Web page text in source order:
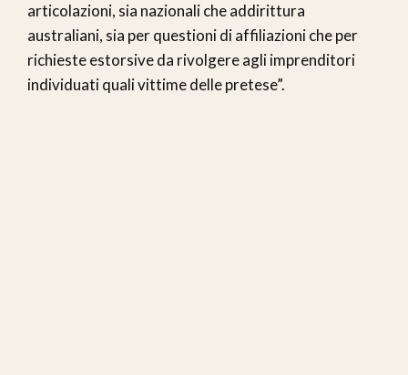
articolazioni, sia nazionali che addirittura
australiani, sia per questioni di affiliazioni che per
richieste estorsive da rivolgere agli imprenditori
individuati quali vittime delle pretese”.